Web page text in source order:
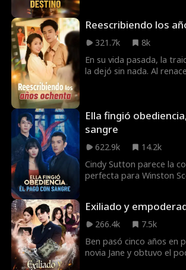
su imperio se derrumba,
tras línea de código.
Reescribiendo los
321.7k
8k
En su vida pasada, la
la dejó sin nada. Al
Ella fingió
sangre
622.9k
14.2k
Cindy Sutton parece la
perfecta para Winston
Chloe Ashwood, se
juego de poder, traición y
trasplantados. Todos
los demás, pero caen en
otro.
Exiliado y
266.4k
7.5k
Ben pasó cinco años en
novia Jane y obtuvo el